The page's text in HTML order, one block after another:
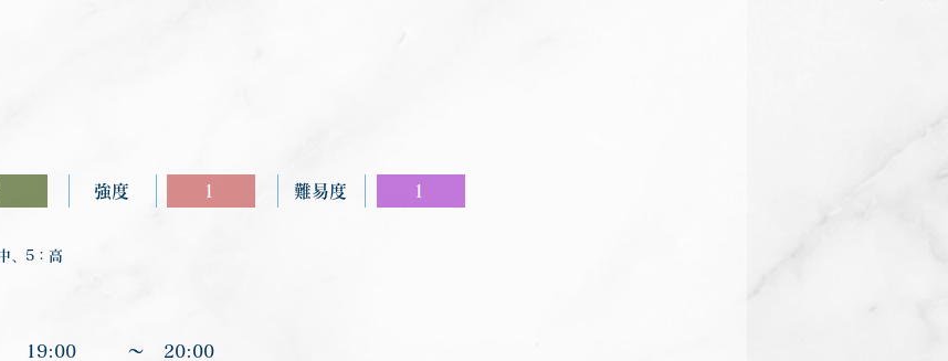
強度 1 難易度 1
、5：高
19:00 〜
20:00